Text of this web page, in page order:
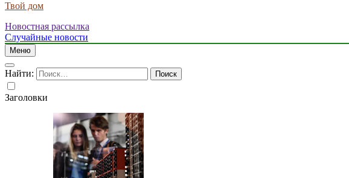
Твой дом
Новостная рассылка
Случайные новости
Меню
Найти:
Заголовки